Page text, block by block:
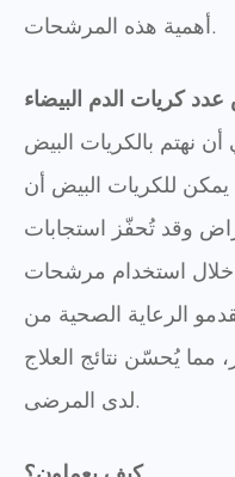
أهمية هذه المرشحات.
كريات الدم البيضاء
أن نهتم بالكريات البيض
للكريات البيض أن
وقد تُحفّز استجابات
استخدام مرشحات
الرعاية الصحية من
يُحسّن نتائج العلاج
لدى المرضى.